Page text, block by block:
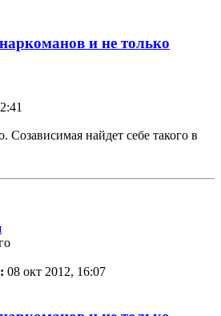
и не только
Созависимая найдет себе такого в
08 окт 2012, 16:07